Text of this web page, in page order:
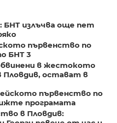
БНТ излъчва още пет
първенство по
БНТ 3
в жестокото
Пловдив, остават в
първенство по
програмата
в Пловдив: